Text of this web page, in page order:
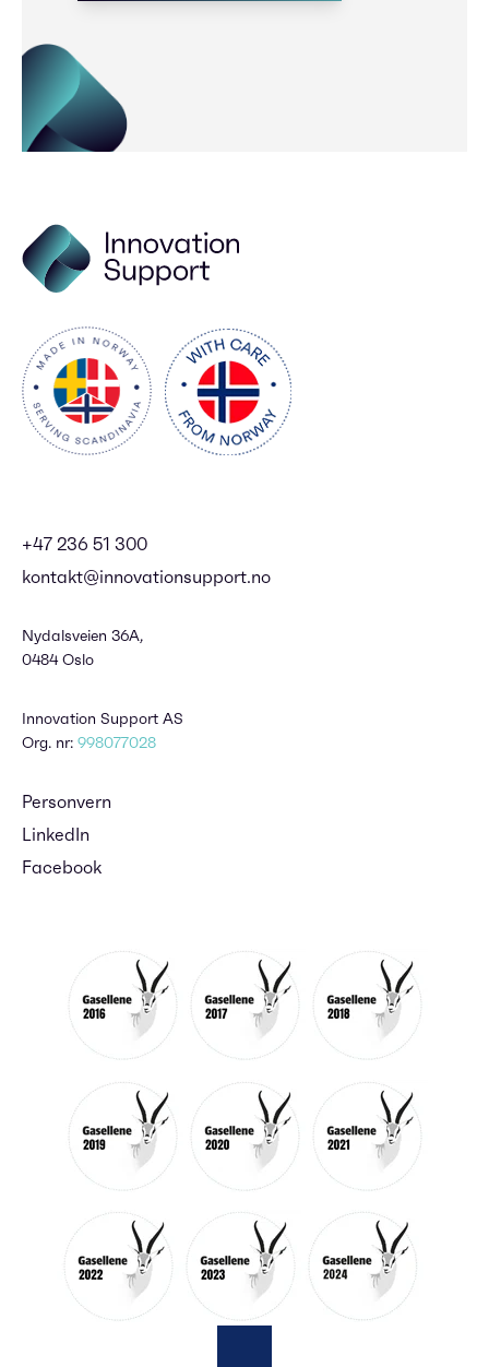
+47 236 51 300
kontakt@innovationsupport.no
Nydalsveien 36A,
0484 Oslo
Innovation Support AS
Org. nr: 998077028
Personvern
LinkedIn
Facebook